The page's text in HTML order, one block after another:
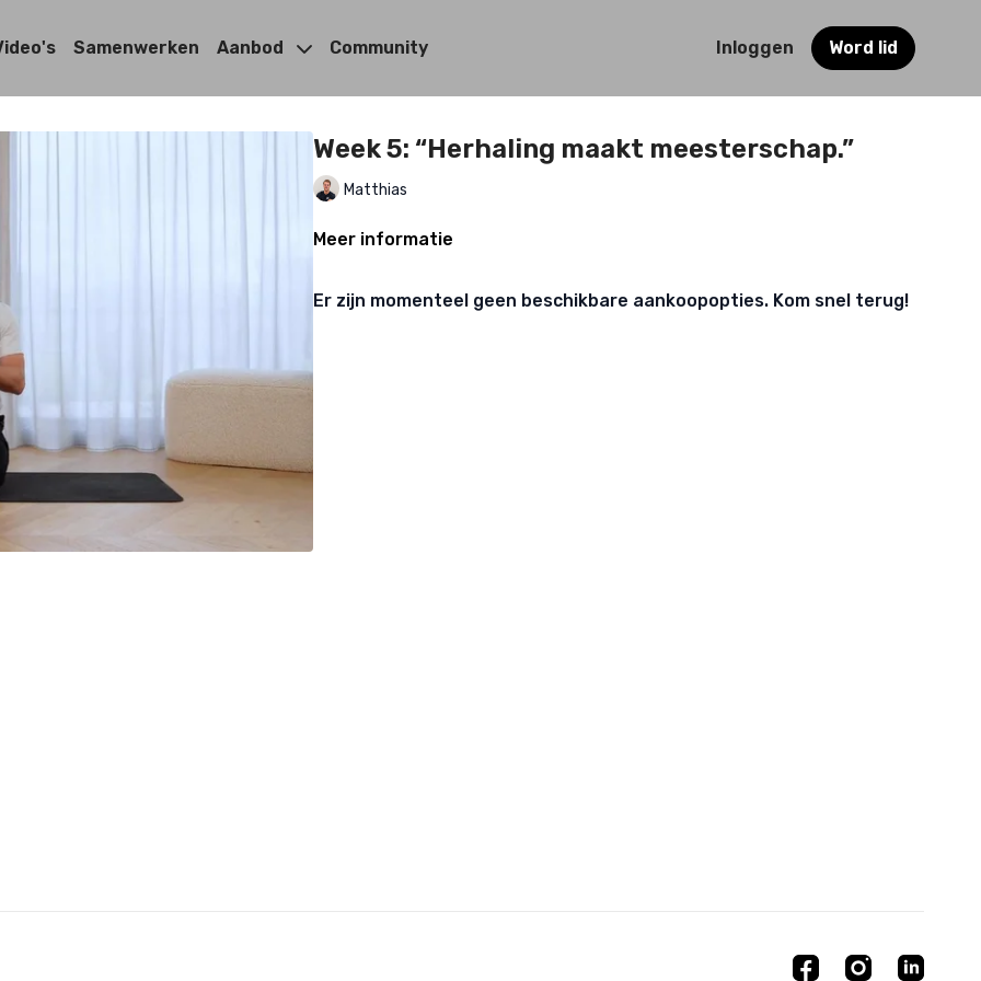
Samenwerken Aanbod Community Inloggen Word lid
Week 5: “Herhaling maakt meesterschap.”
Matthias
Meer informatie
Er zijn momenteel geen beschikbare aankoopopties. Kom snel terug!